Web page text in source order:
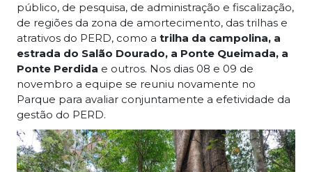
público, de pesquisa, de administração e fiscalização,
de regiões da zona de amortecimento, das trilhas e
atrativos do PERD, como a trilha da campolina, a
estrada do Salão Dourado, a Ponte Queimada, a
Ponte Perdida e outros. Nos dias 08 e 09 de
novembro a equipe se reuniu novamente no
Parque para avaliar conjuntamente a efetividade da
gestão do PERD.